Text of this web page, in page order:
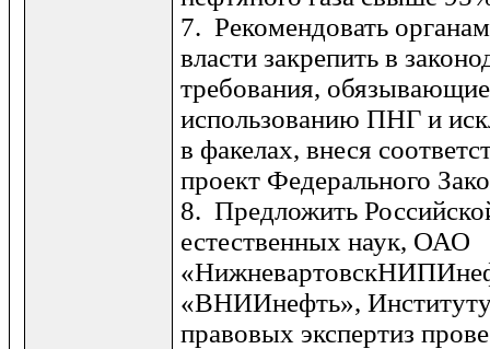
7. Рекомендовать
власти закрепить в
требования,
использованию ПНГ и
в факелах, внеся
проект Федерального
8. Предложить
естественных наук, ОАО
«ВНИИнефть»,
правовых экспертиз